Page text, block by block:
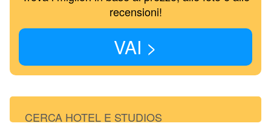
recensioni!
VAI >
CERCA HOTEL E STUDIOS